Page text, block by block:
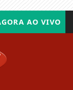
AO VIVO